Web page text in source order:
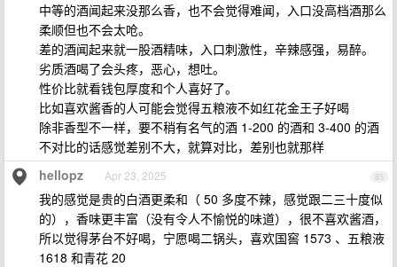
中等的酒闻起来没那么香，也不会觉得难闻，入口没高档酒那么
柔顺但也不会太呛。
差的酒闻起来就一股酒精味，入口刺激性，辛辣感强，易醉。
劣质酒喝了会头疼，恶心，想吐。
性价比就看钱包厚度和个人喜好了。
比如喜欢酱香的人可能会觉得五粮液不如红花金王子好喝
除非香型不一样，要不稍有名气的酒 1-200 的酒和 3-400 的酒
不对比的话感觉差别不大，就算对比，差别也就那样
85
hellopz Apr 23, 2025
我的感觉是贵的白酒更柔和（ 50 多度不辣，感觉跟二三十度似
的），香味更丰富（没有令人不愉悦的味道），很不喜欢酱酒，
所以觉得茅台不好喝，宁愿喝二锅头，喜欢国窖 1573 、五粮液
1618 和青花 20